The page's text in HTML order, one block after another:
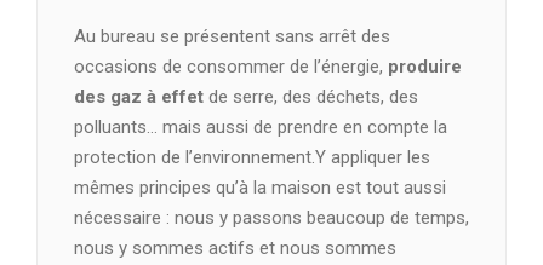
Au bureau se présentent sans arrêt des
occasions de consommer de l’énergie, produire
des gaz à effet de serre, des déchets, des
polluants… mais aussi de prendre en compte la
protection de l’environnement.Y appliquer les
mêmes principes qu’à la maison est tout aussi
nécessaire : nous y passons beaucoup de temps,
nous y sommes actifs et nous sommes